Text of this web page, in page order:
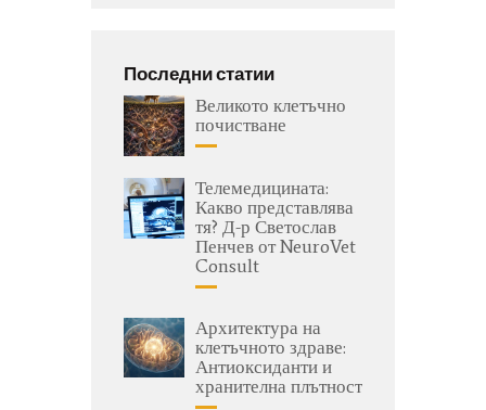
Последни статии
Великото клетъчно
почистване
Телемедицината:
Какво представлява
тя? Д-р Светослав
Пенчев от NeuroVet
Consult
Архитектура на
клетъчното здраве:
Антиоксиданти и
хранителна плътност